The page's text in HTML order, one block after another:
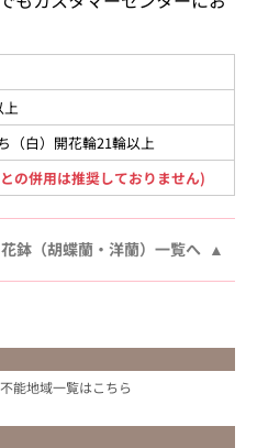
上
（白）開花輪21輪以上
の併用は推奨しておりません)
花鉢（胡蝶蘭・洋蘭）一覧へ
能地域一覧はこちら